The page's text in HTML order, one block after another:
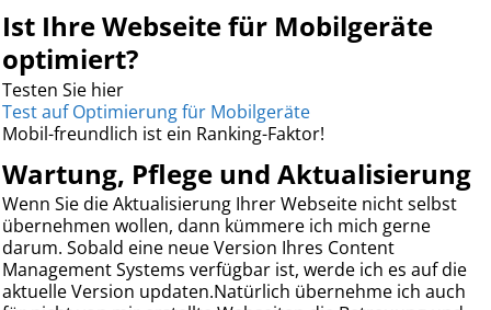
Ist Ihre Webseite für Mobilgeräte
optimiert?
Testen Sie hier
Test auf Optimierung für Mobilgeräte
Mobil-freundlich ist ein Ranking-Faktor!
Wartung, Pflege und Aktualisierung
Wenn Sie die Aktualisierung Ihrer Webseite nicht selbst
übernehmen wollen, dann kümmere ich mich gerne
darum. Sobald eine neue Version Ihres Content
Management Systems verfügbar ist, werde ich es auf die
aktuelle Version updaten.Natürlich übernehme ich auch